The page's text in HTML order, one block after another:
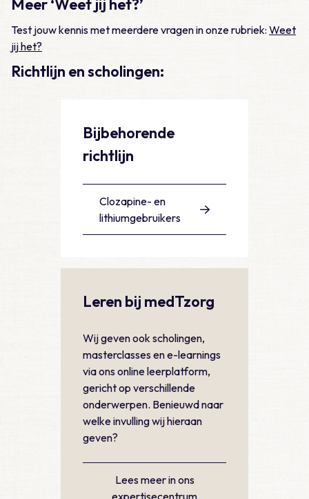
Meer ‘Weet jij het?’
Test jouw kennis met meerdere vragen in onze rubriek: Weet
jij het?
Richtlijn en scholingen:
Bijbehorende
richtlijn
Clozapine- en
lithiumgebruikers
Leren bij medTzorg
Wij geven ook scholingen,
masterclasses en e-learnings
via ons online leerplatform,
gericht op verschillende
onderwerpen. Benieuwd naar
welke invulling wij hieraan
geven?
Lees meer in ons
expertisecentrum